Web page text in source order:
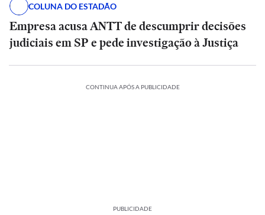
COLUNA DO ESTADÃO
Empresa acusa ANTT de descumprir decisões
judiciais em SP e pede investigação à Justiça
CONTINUA APÓS A PUBLICIDADE
PUBLICIDADE